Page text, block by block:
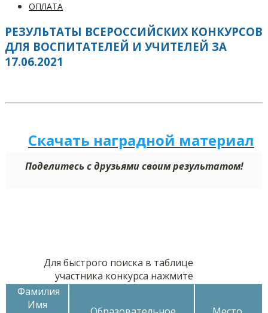
ОПЛАТА
РЕЗУЛЬТАТЫ ВСЕРОССИЙСКИХ КОНКУРСОВ
ДЛЯ ВОСПИТАТЕЛЕЙ И УЧИТЕЛЕЙ ЗА
17.06.2021
Скачать наградной материал
Поделитесь с друзьями своим результатом!
Для быстрого поиска в таблице
участника конкурса нажмите
Фамилия
Имя